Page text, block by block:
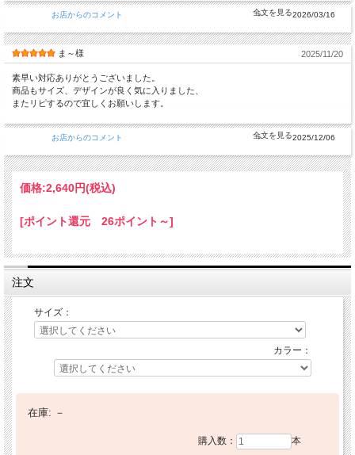
お店からのコメント 2026/03/16
ま～様 2025/11/20
素早い対応ありがとうございました。
商品もサイズ、デザインが良く気に入りました、
またリピするので宜しくお願いします。
お店からのコメント 2025/12/06
価格:2,640円(税込)
[ポイント還元 26ポイント～]
注文
サイズ：
カラー：
在庫: －
購入数： 本